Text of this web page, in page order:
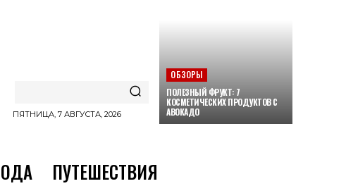
ПЯТНИЦА, 7 АВГУСТА, 2026
ОБЗОРЫ
ПОЛЕЗНЫЙ ФРУКТ: 7
КОСМЕТИЧЕСКИХ ПРОДУКТОВ С
АВОКАДО
ПУТЕШЕСТВИЯ